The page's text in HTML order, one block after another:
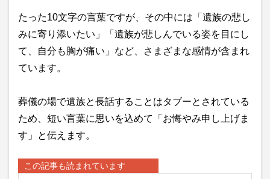
たった10文字の言葉ですが、その中には「遺族の悲し
みに寄り添いたい」「遺族が悲しんでいる姿を目にし
て、自分も胸が痛い」など、さまざまな感情が含まれ
ています。
葬儀の場で遺族と長話することはタブーとされている
ため、短い言葉に思いを込めて「お悔やみ申し上げま
す」と伝えます。
この記事も読まれています